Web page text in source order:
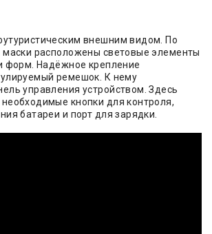
внешним видом. По
маски расположены световые элементы
форм. Надёжное крепление
ремешок. К нему
управления устройством. Здесь
кнопки для контроля,
батареи и порт для зарядки.